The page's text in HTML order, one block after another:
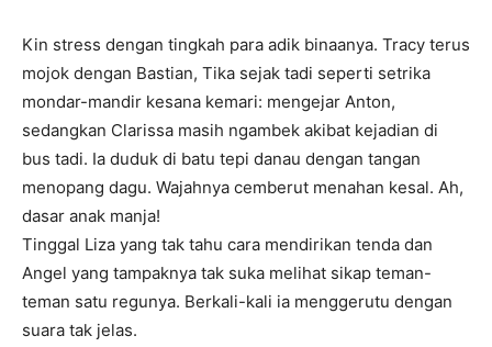
Kin stress dengan tingkah para adik binaanya. Tracy terus
mojok dengan Bastian, Tika sejak tadi seperti setrika
mondar-mandir kesana kemari: mengejar Anton,
sedangkan Clarissa masih ngambek akibat kejadian di
bus tadi. Ia duduk di batu tepi danau dengan tangan
menopang dagu. Wajahnya cemberut menahan kesal. Ah,
dasar anak manja!
Tinggal Liza yang tak tahu cara mendirikan tenda dan
Angel yang tampaknya tak suka melihat sikap teman-
teman satu regunya. Berkali-kali ia menggerutu dengan
suara tak jelas.